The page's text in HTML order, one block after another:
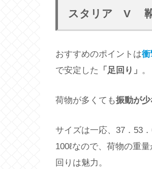
スタリア V 靴
おすすめのポイントは衝
で安定した
「足回り」 。
荷物が多くても振動が
サイズは一応、37．53
100ℓなので、荷物の重
回りは魅力。